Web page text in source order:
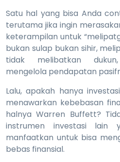
Satu hal yang bisa Anda
terutama jika ingin
keterampilan untuk
bukan sulap bukan sihir,
tidak melibatkan
mengelola pendapatan
Lalu, apakah hanya
menawarkan kebebasan
halnya Warren Buffett?
instrumen investasi lain
manfaatkan untuk bisa
bebas finansial.